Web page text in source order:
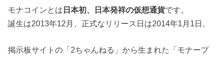
モナコインとは 日本初、日本発祥の仮想通貨です。
誕生は2013年12月、正式なリリース日は2014年1月1日。
掲示板サイトの「2ちゃんねる」から生まれた「モナープ